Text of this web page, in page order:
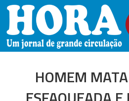
HOMEM